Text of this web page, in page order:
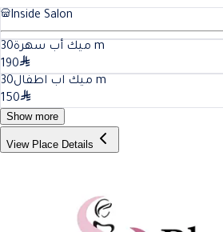
Inside Salon
ميك أب سهرة30
m
190
ميك اب اطفال30
m
150
Show more
View Place Details